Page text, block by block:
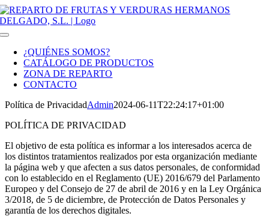
Saltar
al
contenido
Toggle
Navigation¿QUIÉNES SOMOS?
CATÁLOGO DE PRODUCTOS
ZONA DE REPARTO
CONTACTO
Política de PrivacidadAdmin2024-06-11T22:24:17+01:00
POLÍTICA DE PRIVACIDAD
El objetivo de esta política es informar a los interesados acerca de
los distintos tratamientos realizados por esta organización mediante
la página web y que afecten a sus datos personales, de conformidad
con lo establecido en el Reglamento (UE) 2016/679 del Parlamento
Europeo y del Consejo de 27 de abril de 2016 y en la Ley Orgánica
3/2018, de 5 de diciembre, de Protección de Datos Personales y
garantía de los derechos digitales.